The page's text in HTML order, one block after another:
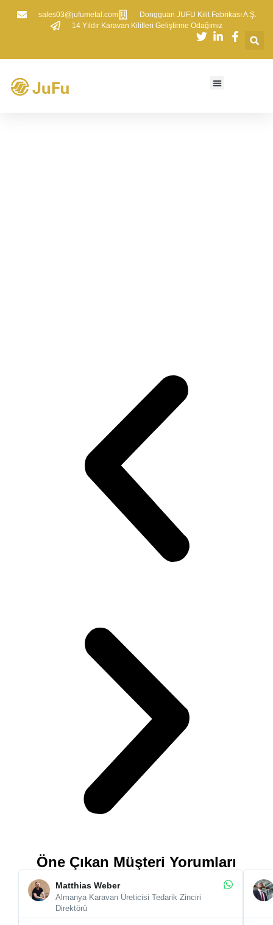
sales03@jufumetal.com
​Dongguan JUFU Kilit Fabrikası A.Ş.
​14 Yıldır Karavan Kilitleri Geliştirme Odağımız
Öne Çıkan Müşteri Yorumları
Matthias Weber
Almanya Karavan Üreticisi Tedarik Zinciri
Direktörü